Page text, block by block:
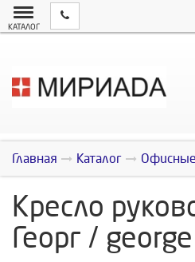
КАТАЛОГ
Главная Каталог
Кресло
Георг / george